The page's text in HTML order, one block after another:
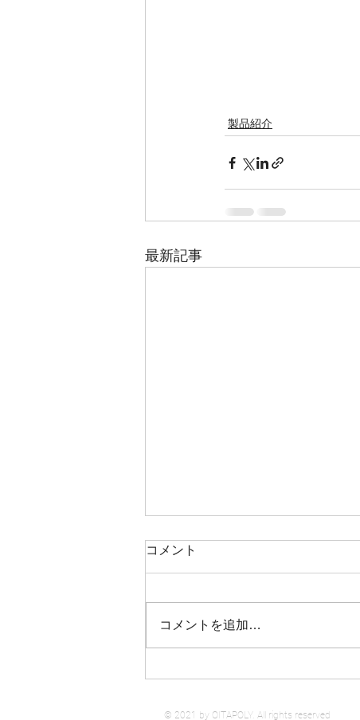
製品紹介
最新記事
コメント
コメントを追加…
© 2021 by OITAPOLY. All rights reserved